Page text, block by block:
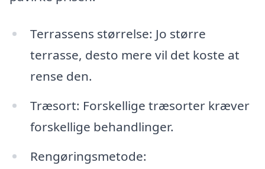
Terrassens størrelse: Jo større
terrasse, desto mere vil det koste at
rense den.
Træsort: Forskellige træsorter kræver
forskellige behandlinger.
Rengøringsmetode: